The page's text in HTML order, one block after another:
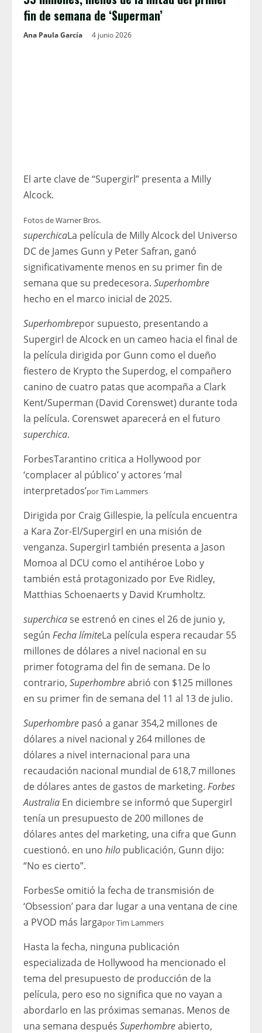
fin de semana de ‘Superman’
Ana Paula García 4 junio 2026
El arte clave de “Supergirl” presenta a Milly
Alcock.
Fotos de Warner Bros.
superchicaLa película de Milly Alcock del Universo
DC de James Gunn y Peter Safran, ganó
significativamente menos en su primer fin de
semana que su predecesora. Superhombre
hecho en el marco inicial de 2025.
Superhombrepor supuesto, presentando a
Supergirl de Alcock en un cameo hacia el final de
la película dirigida por Gunn como el dueño
fiestero de Krypto the Superdog, el compañero
canino de cuatro patas que acompaña a Clark
Kent/Superman (David Corenswet) durante toda
la película. Corenswet aparecerá en el futuro
superchica.
ForbesTarantino critica a Hollywood por
‘complacer al público’ y actores ‘mal
interpretados’porTim Lammers
Dirigida por Craig Gillespie, la película encuentra
a Kara Zor-El/Supergirl en una misión de
venganza. Supergirl también presenta a Jason
Momoa al DCU como el antihéroe Lobo y
también está protagonizado por Eve Ridley,
Matthias Schoenaerts y David Krumholtz.
superchicase estrenó en cines el 26 de junio y,
según Fecha límiteLa película espera recaudar 55
millones de dólares a nivel nacional en su
primer fotograma del fin de semana. De lo
contrario, Superhombreabrió con $125 millones
en su primer fin de semana del 11 al 13 de julio.
Superhombre pasó a ganar 354,2 millones de
dólares a nivel nacional y 264 millones de
dólares a nivel internacional para una
recaudación nacional mundial de 618,7 millones
de dólares antes de gastos de marketing. Forbes
Australia En diciembre se informó que Supergirl
tenía un presupuesto de 200 millones de
dólares antes del marketing, una cifra que Gunn
cuestionó. en uno hilo publicación, Gunn dijo:
“No es cierto”.
ForbesSe omitió la fecha de transmisión de
‘Obsession’ para dar lugar a una ventana de cine
a PVOD más largaporTim Lammers
Hasta la fecha, ninguna publicación
especializada de Hollywood ha mencionado el
tema del presupuesto de producción de la
película, pero eso no significa que no vayan a
abordarlo en las próximas semanas. Menos de
una semana después Superhombreabierto,